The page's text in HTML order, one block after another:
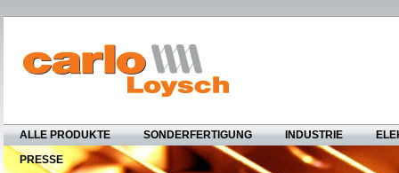
ALLE PRODUKTE SONDERFERTIGUNG INDUSTRIE
PRESSE